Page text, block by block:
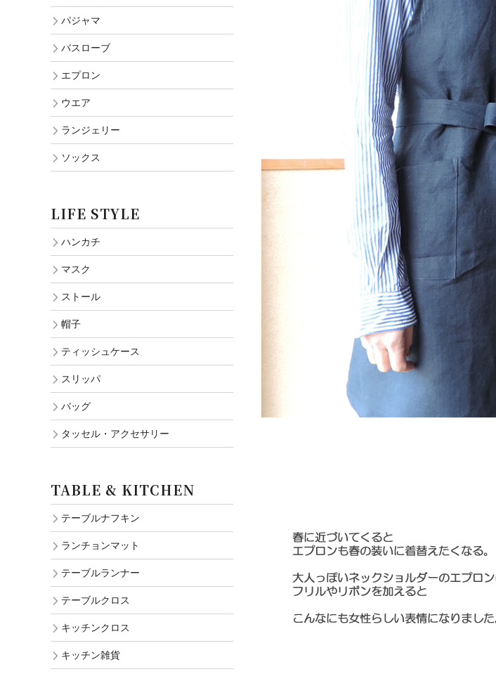
パジャマ
バスローブ
エプロン
ウエア
ランジェリー
ソックス
LIFE STYLE
ハンカチ
マスク
ストール
帽子
ティッシュケース
スリッパ
バッグ
タッセル・アクセサリー
TABLE & KITCHEN
テーブルナフキン
ランチョンマット
テーブルランナー
テーブルクロス
キッチンクロス
キッチン雑貨